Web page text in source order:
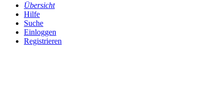
Übersicht
Hilfe
Suche
Einloggen
Registrieren